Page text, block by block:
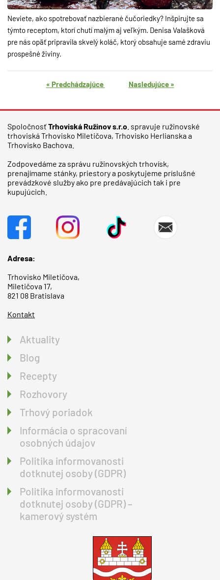
Neviete, ako spotrebovať nazbierané čučoriedky? Inšpirujte sa
týmto receptom, ktorí chutí malým aj veľkým. Denisa Valašková
pre nás opäť pripravila skvelý koláč, ktorý obsahuje samé zdraviu
prospešné živiny.
« Predchádzajúce Nasledujúce »
SpoločnosťTrhoviská Ružinov s.r.o . spravuje ružinovské
trhoviská Trhovisko Miletičova, Trhovisko Herlianska a
Trhovisko Bachova.
Zodpovedáme za správu ružinovských trhovísk,
prenajímame stánky, priestory a poskytujeme príslušné
prevádzkové služby ako pre predávajúcich tak i pre
kupujúcich.
Adresa:
Trhovisko Miletičova,
Miletičova 17,
821 08 Bratislava
Kontakt
Aktuality
Blog
Recepty
Rozhovory
Trhový poriadok
Informácia o spracovaní
osobných údajov
Politika informovanosti
dotknutej osoby (GDPR)
Politika informovanosti
dotknutej osoby (GDPR) –
kamerový systém